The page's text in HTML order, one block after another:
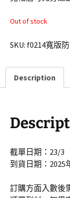
Out of stock
SKU: f0214寬版
Description
截單日期：23/3
到貨日期：2025
訂購方面入數後